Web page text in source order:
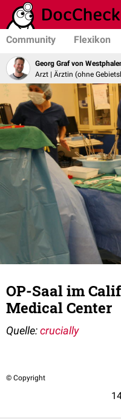
Community Flexikon
Georg Graf von
Arzt | Ärztin (ohne
OP-Saal im
Medical Center
Quelle:crucially
© Copyright